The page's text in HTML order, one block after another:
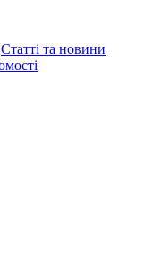
Статті та новини